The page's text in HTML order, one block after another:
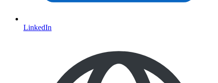
LinkedIn